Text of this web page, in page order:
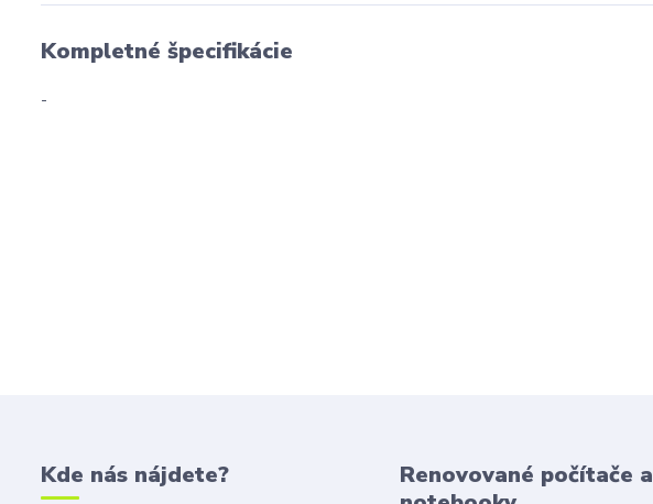
Kompletné špecifikácie
-
Kde nás nájdete?
Renovované počítače a